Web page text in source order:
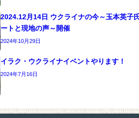
2024.12月14日 ウクライナの今～玉本英子
ートと現地の声～開催
2024年10月29日
イラク・ウクライナイベントやります！
2024年7月16日